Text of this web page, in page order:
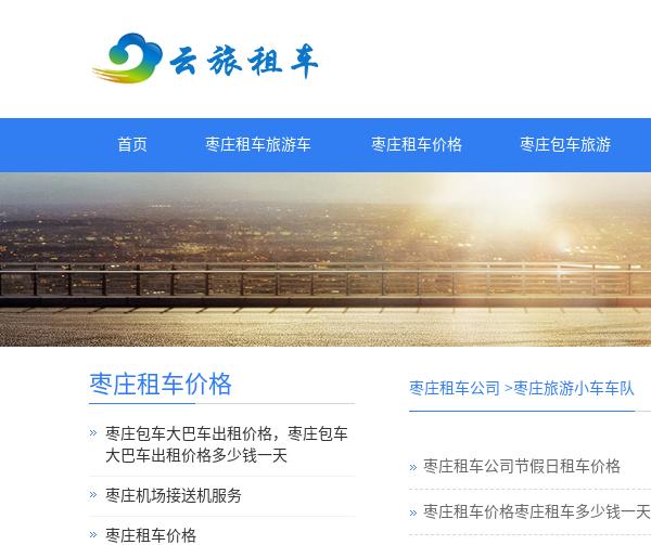
首页 枣庄租车旅游车 枣庄租车价格 枣庄包车旅游
枣庄租车价格
枣庄包车大巴车出租价格，枣庄包车
大巴车出租价格多少钱一天
枣庄机场接送机服务
枣庄租车价格
枣庄租车公司 >枣庄旅游小车车队
枣庄租车公司节假日租车价格
枣庄租车价格枣庄租车多少钱一天